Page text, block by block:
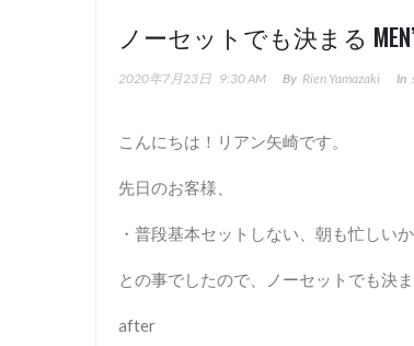
ノーセットでも決まる
2020年7月23日 9:30 AM By Rien Yamazaki In
こんにちは！リアン矢崎です。
先日のお客様、
・普段基本セットしない、朝も忙しい
との事でしたので、ノーセットでも決
after